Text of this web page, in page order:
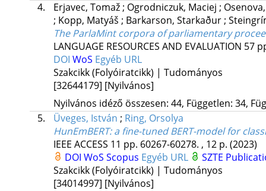
4.
Erjavec, Tomaž; Ogrodniczuk, Maciej ;
; Kopp, Matyáš ; Barkarson, Starkaður;
The ParlaMint corpora of parliamentary
LANGUAGE RESOURCES AND EVALUATION 57
DOI WoS Egyéb URL
Szakcikk (Folyóiratcikk) | Tudományos
[32644179] [Nyilvános]
Nyilvános idéző összesen: 44, Független: 34,
5.
Üveges, István ; Ring, Orsolya
HunEmBERT: a fine-tuned BERT-model for
IEEE ACCESS 11 pp. 60267-60278. , 12 p. (2023)
DOI WoS Scopus Egyéb URL
SZTE
Szakcikk (Folyóiratcikk) | Tudományos
[34014997] [Nyilvános]